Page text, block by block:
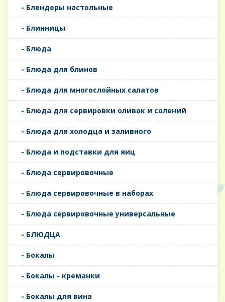
- Блендеры настольные
- Блинницы
- Блюда
- Блюда для блинов
- Блюда для многослойных салатов
- Блюда для сервировки оливок и солений
- Блюда для холодца и заливного
- Блюда и подставки для яиц
- Блюда сервировочные
- Блюда сервировочные в наборах
- Блюда сервировочные универсальные
- БЛЮДЦА
- Бокалы
- Бокалы - креманки
- Бокалы для вина